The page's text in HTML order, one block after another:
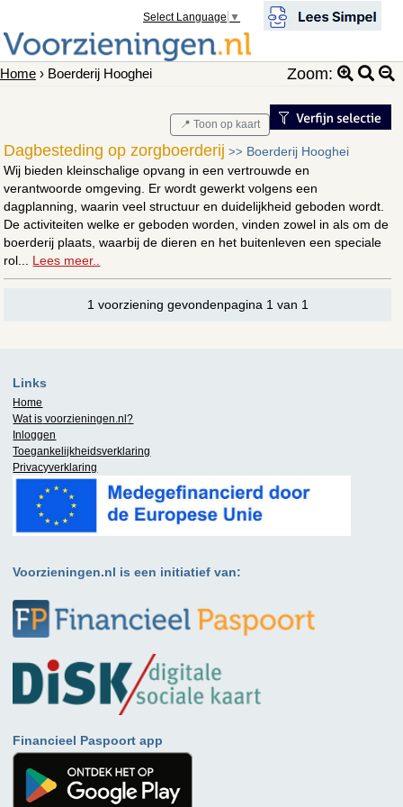
Select Language ▼
Home › Boerderij Hooghei Zoom:
📍 Toon op kaart
Dagbesteding op zorgboerderij >> Boerderij Hooghei
Wij bieden kleinschalige opvang in een vertrouwde en
verantwoorde omgeving. Er wordt gewerkt volgens een
dagplanning, waarin veel structuur en duidelijkheid geboden wordt.
De activiteiten welke er geboden worden, vinden zowel in als om de
boerderij plaats, waarbij de dieren en het buitenleven een speciale
rol... Lees meer..
1 voorziening gevondenpagina 1 van 1
Links
Home
Wat is voorzieningen.nl?
Inloggen
Toegankelijkheidsverklaring
Privacyverklaring
Voorzieningen.nl is een initiatief van:
Financieel Paspoort app